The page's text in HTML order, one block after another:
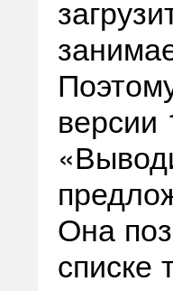
версии
Она
списке